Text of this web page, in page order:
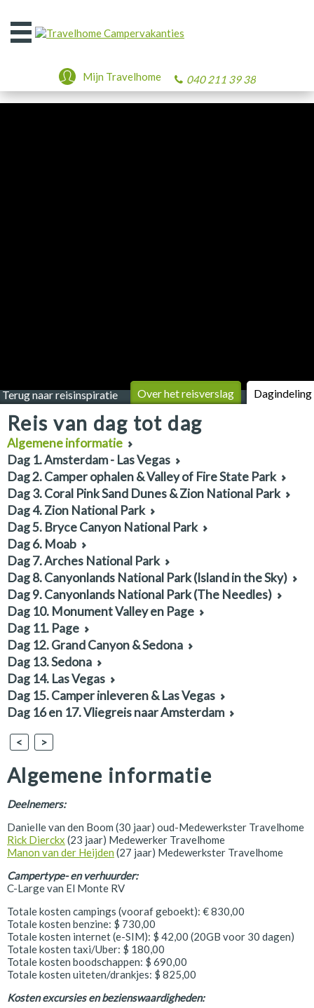
Open
het
040 211 39 38
Mijn Travelhome
Terug naar reisinspiratie Over het reisverslag Dagindeling
< >
Algemene informatie
Deelnemers:
Danielle van den Boom (30 jaar) oud-Medewerkster Travelhome
Rick Dierckx (23 jaar) Medewerker Travelhome
Manon van der Heijden (27 jaar) Medewerkster Travelhome
Campertype- en verhuurder:
C-Large van El Monte RV
Totale kosten campings (vooraf geboekt): € 830,00
Totale kosten benzine: $ 730,00
Totale kosten internet (e-SIM): $ 42,00 (20GB voor 30 dagen)
Totale kosten taxi/Uber: $ 180,00
Totale kosten boodschappen: $ 690,00
Totale kosten uiteten/drankjes: $ 825,00
Kosten excursies en bezienswaardigheden:
Reis van dag tot dag
Algemene informatie
Dag 1. Amsterdam - Las Vegas
Dag 2. Camper ophalen & Valley of Fire State Park
Dag 3. Coral Pink Sand Dunes & Zion National Park
Dag 4. Zion National Park
Dag 5. Bryce Canyon National Park
Dag 6. Moab
Dag 7. Arches National Park
Dag 8. Canyonlands National Park (Island in the Sky)
Dag 9. Canyonlands National Park (The Needles)
Dag 10. Monument Valley en Page
Dag 11. Page
Dag 12. Grand Canyon & Sedona
Dag 13. Sedona
Dag 14. Las Vegas
Dag 15. Camper inleveren & Las Vegas
Dag 16 en 17. Vliegreis naar Amsterdam